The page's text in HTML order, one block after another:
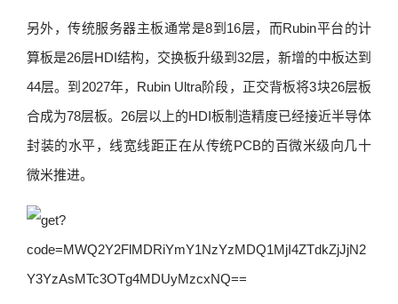
另外，传统服务器主板通常是8到16层，而Rubin平台的计
算板是26层HDI结构，交换板升级到32层，新增的中板达到
44层。到2027年，Rubin Ultra阶段，正交背板将3块26层板
合成为78层板。26层以上的HDI板制造精度已经接近半导体
封装的水平，线宽线距正在从传统PCB的百微米级向几十
微米推进。